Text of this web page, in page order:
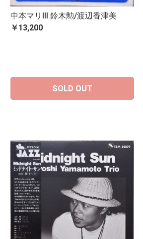
中本マリIII 鈴木勲/渡辺香津美
￥13,200
SOLD OUT